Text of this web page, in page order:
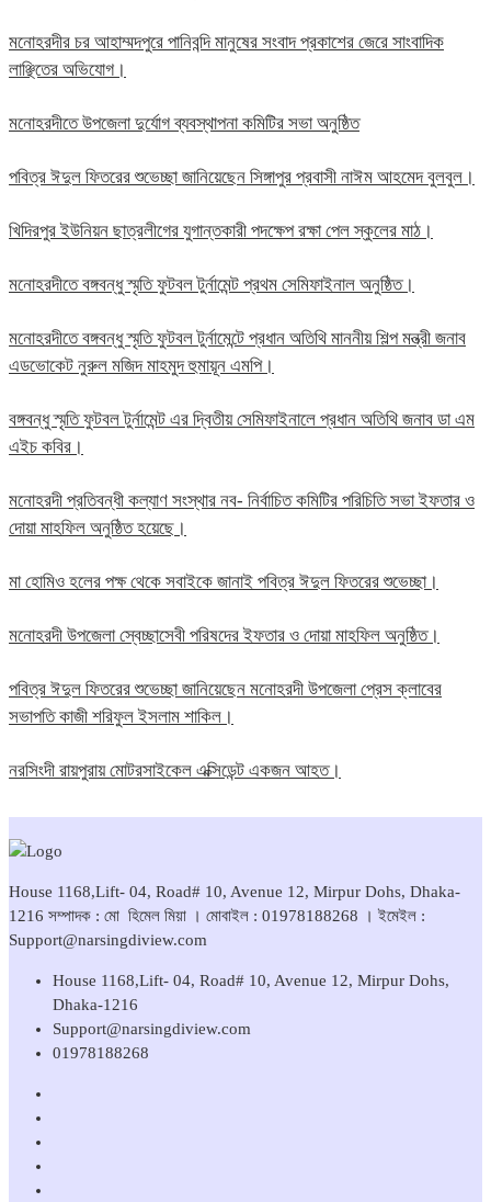
মনোহরদীর চর আহাম্মদপুরে পানিবন্দি মানুষের সংবাদ প্রকাশের জেরে সাংবাদিক
লাঞ্ছিতের অভিযোগ।
মনোহরদীতে উপজেলা দুর্যোগ ব্যবস্থাপনা কমিটির সভা অনুষ্ঠিত
পবিত্র ঈদুল ফিতরের শুভেচ্ছা জানিয়েছেন সিঙ্গাপুর প্রবাসী নাঈম আহমেদ বুলবুল।
খিদিরপুর ইউনিয়ন ছাত্রলীগের যুগান্তকারী পদক্ষেপ রক্ষা পেল স্কুলের মাঠ।
মনোহরদীতে বঙ্গবন্ধু স্মৃতি ফুটবল টুর্নামেন্ট প্রথম সেমিফাইনাল অনুষ্ঠিত।
মনোহরদীতে বঙ্গবন্ধু স্মৃতি ফুটবল টুর্নামেন্টে প্রধান অতিথি মাননীয় শিল্প মন্ত্রী জনাব
এডভোকেট নুরুল মজিদ মাহমুদ হুমায়ূন এমপি।
বঙ্গবন্ধু স্মৃতি ফুটবল টুর্নামেন্ট এর দ্বিতীয় সেমিফাইনালে প্রধান অতিথি জনাব ডা এম
এইচ কবির।
মনোহরদী প্রতিবন্ধী কল্যাণ সংস্থার নব- নির্বাচিত কমিটির পরিচিতি সভা ইফতার ও
দোয়া মাহফিল অনুষ্ঠিত হয়েছে।
মা হোমিও হলের পক্ষ থেকে সবাইকে জানাই পবিত্র ঈদুল ফিতরের শুভেচ্ছা।
মনোহরদী উপজেলা স্বেচ্ছাসেবী পরিষদের ইফতার ও দোয়া মাহফিল অনুষ্ঠিত।
পবিত্র ঈদুল ফিতরের শুভেচ্ছা জানিয়েছেন মনোহরদী উপজেলা প্রেস ক্লাবের
সভাপতি কাজী শরিফুল ইসলাম শাকিল।
নরসিংদী রায়পুরায় মোটরসাইকেল এক্সিডেন্ট একজন আহত।
House 1168,Lift- 04, Road# 10, Avenue 12, Mirpur Dohs, Dhaka-
1216 সম্পাদক : মো হিমেল মিয়া । মোবাইল : 01978188268 । ইমেইল :
Support@narsingdiview.com
House 1168,Lift- 04, Road# 10, Avenue 12, Mirpur Dohs,
Dhaka-1216
Support@narsingdiview.com
01978188268